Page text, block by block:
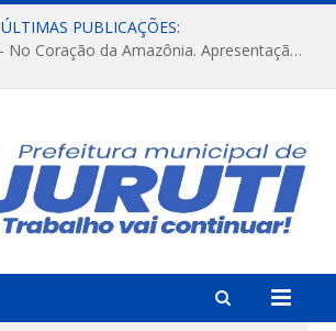
ÚLTIMAS PUBLICAÇÕES:
FESTRIBAL 2026 – No Coração da Amazônia. Apresentação da Munduruku.